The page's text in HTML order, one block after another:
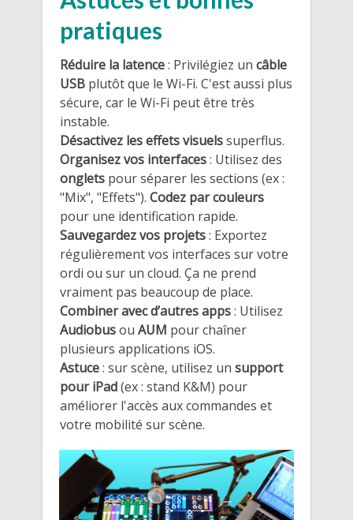
pratiques
Réduire la latence: Privilégiez un câble
USB plutôt que le Wi-Fi. C'est aussi plus
sécure, car le Wi-Fi peut être très
instable.
Désactivez les effets visuelssuperflus.
Organisez vos interfaces: Utilisez des
onglets pour séparer les sections (ex :
"Mix", "Effets"). Codez par couleurs
pour une identification rapide.
Sauvegardez vos projets: Exportez
régulièrement vos interfaces sur votre
ordi ou sur un cloud. Ça ne prend
vraiment pas beaucoup de place.
Combiner avec d’autres apps: Utilisez
Audiobusou AUM pour chaîner
plusieurs applications iOS.
Astuce: sur scène, utilisez un support
pour iPad(ex : stand K&M) pour
améliorer l'accès aux commandes et
votre mobilité sur scène.